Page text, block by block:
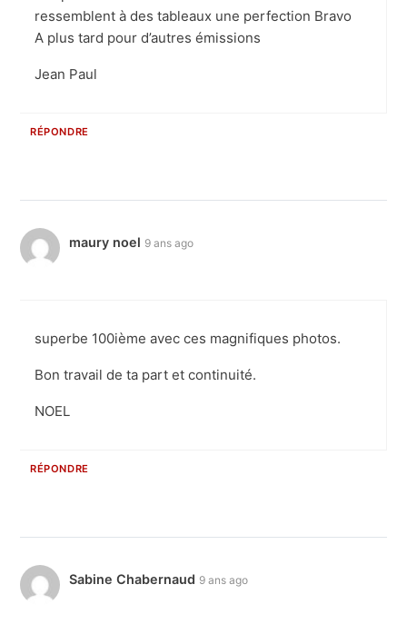
ressemblent à des tableaux une perfection Bravo
A plus tard pour d’autres émissions
Jean Paul
RÉPONDRE
maury noel 9 ans ago
superbe 100ième avec ces magnifiques photos.
Bon travail de ta part et continuité.
NOEL
RÉPONDRE
Sabine Chabernaud 9 ans ago